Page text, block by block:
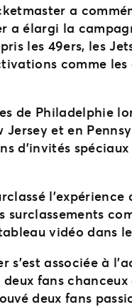
a
a élargi la
les 49ers, les
comme
de Philadelphie
et en
d’invités
surclassements
vidéo dans
s’est associée à
fans
deux fans